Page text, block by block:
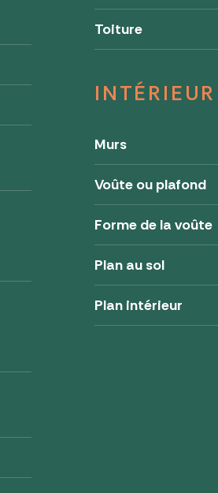
Toiture
INTÉRIEUR
Murs
Voûte ou plafond
Forme de la voûte
Plan au sol
Plan intérieur